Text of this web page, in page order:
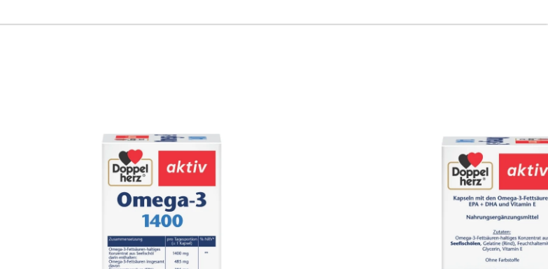
Doppelherz aktiv
Omega-3 1400
Za jednostavnu dnevnu omega-3 rutinu: Doppelherz aktiv
Omega-3 1400 donosi 1400 mg ulja morske ribe po kapsuli, uz
285 mg EPA, 190 mg DHA i vitamin E.
Uzima se samo 1 kapsula dnevno, bez žvakanja, s tekućinom.